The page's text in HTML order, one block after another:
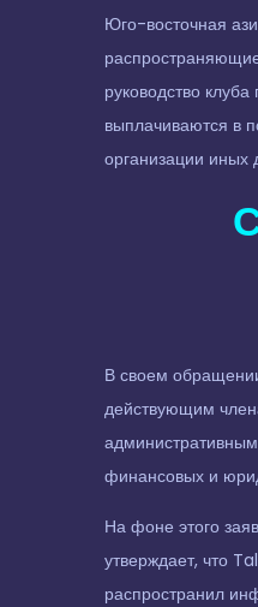
Юго-восточная
руководство
выплачиваются в
организации иных
В своем
действующим
финансовых и
На фоне этого
утверждает, что
распространил